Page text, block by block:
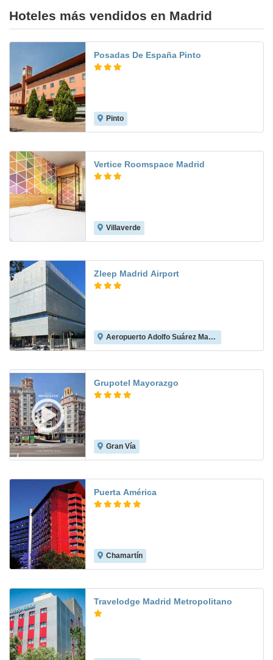
Hoteles más vendidos en Madrid
Posadas De España Pinto
Pinto
Vertice Roomspace Madrid
Villaverde
Zleep Madrid Airport
Aeropuerto Adolfo Suárez Madrid-Barajas
Grupotel Mayorazgo
Gran Vía
Puerta América
Chamartín
Travelodge Madrid Metropolitano